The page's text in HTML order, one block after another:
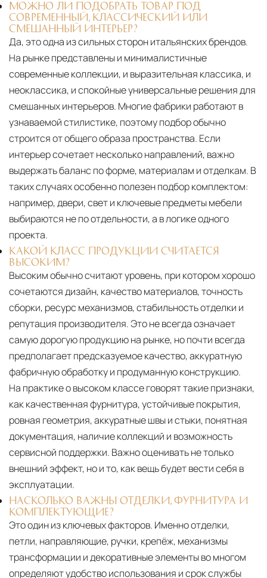
МОЖНО ЛИ ПОДОБРАТЬ ТОВАР ПОД
СОВРЕМЕННЫЙ, КЛАССИЧЕСКИЙ ИЛИ
СМЕШАННЫЙ ИНТЕРЬЕР?
Да, это одна из сильных сторон итальянских брендов.
На рынке представлены и минималистичные
современные коллекции, и выразительная классика, и
неоклассика, и спокойные универсальные решения для
смешанных интерьеров. Многие фабрики работают в
узнаваемой стилистике, поэтому подбор обычно
строится от общего образа пространства. Если
интерьер сочетает несколько направлений, важно
выдержать баланс по форме, материалам и отделкам. В
таких случаях особенно полезен подбор комплектом:
например, двери, свет и ключевые предметы мебели
выбираются не по отдельности, а в логике одного
проекта.
КАКОЙ КЛАСС ПРОДУКЦИИ СЧИТАЕТСЯ
ВЫСОКИМ?
Высоким обычно считают уровень, при котором хорошо
сочетаются дизайн, качество материалов, точность
сборки, ресурс механизмов, стабильность отделки и
репутация производителя. Это не всегда означает
самую дорогую продукцию на рынке, но почти всегда
предполагает предсказуемое качество, аккуратную
фабричную обработку и продуманную конструкцию.
На практике о высоком классе говорят такие признаки,
как качественная фурнитура, устойчивые покрытия,
ровная геометрия, аккуратные швы и стыки, понятная
документация, наличие коллекций и возможность
сервисной поддержки. Важно оценивать не только
внешний эффект, но и то, как вещь будет вести себя в
эксплуатации.
НАСКОЛЬКО ВАЖНЫ ОТДЕЛКИ, ФУРНИТУРА И
КОМПЛЕКТУЮЩИЕ?
Это один из ключевых факторов. Именно отделки,
петли, направляющие, ручки, крепёж, механизмы
трансформации и декоративные элементы во многом
определяют удобство использования и срок службы